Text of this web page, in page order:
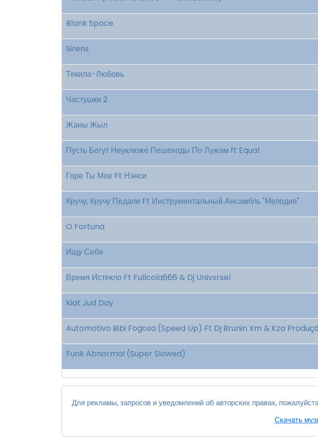
Blank Space
Sirens
Текила-Любовь
Частушки 2
Жаны Жыл
Пусть Бегут Неуклюже Пешеходы По Лужам ft Equal
Горе Ты Мое Ft Нэнси
Кручу, Кручу Педали Ft Инструментальный Ансамбль "Мелодия"
O Fortuna
Ищу Себя
Время Истекло Ft Fullcola666 & Dj Univxrsel
Kiat Jud Day
Automotivo Bibi Fogosa (Speed Up) Ft Dj Brunin Xm & Kza
Funk Abnormal (Super Slowed)
Для рекламы, запросов и уведомлений об авторских правах,
Скачать